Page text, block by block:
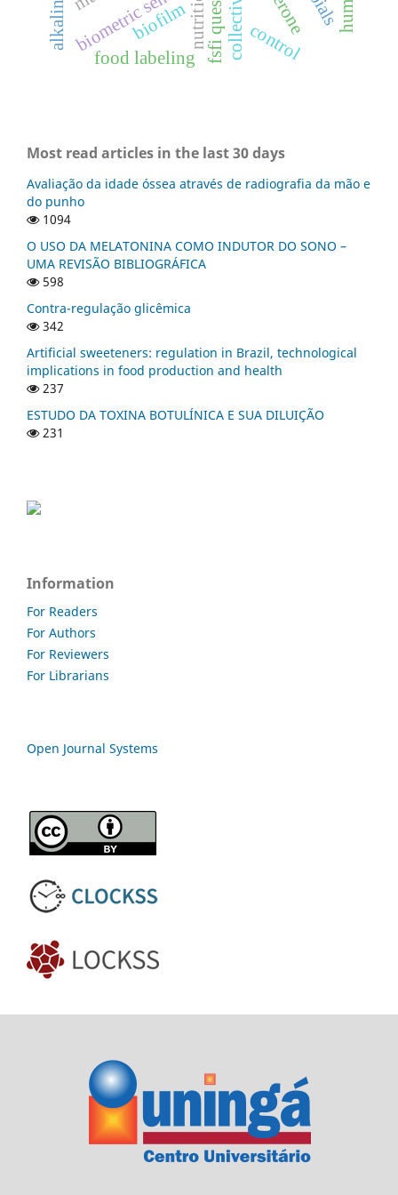
nutrition
biofilm control
food labeling
Most read articles in the last 30 days
Avaliação da idade óssea através de radiografia da mão e
do punho
1094
O USO DA MELATONINA COMO INDUTOR DO SONO –
UMA REVISÃO BIBLIOGRÁFICA
598
Contra-regulação glicêmica
342
Artificial sweeteners: regulation in Brazil, technological
implications in food production and health
237
ESTUDO DA TOXINA BOTULÍNICA E SUA DILUIÇÃO
231
Information
For Readers
For Authors
For Reviewers
For Librarians
Open Journal Systems